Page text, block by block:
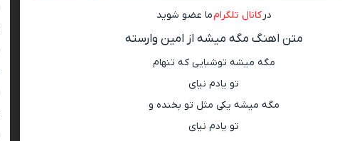
درکانال تلگرامما عضو شوید
متن اهنگ مگه میشه از امین وارسته
مگه میشه توشبایی که تنهام
تو یادم نیای
مگه میشه یکی مثل تو بخنده و
تو یادم نیای